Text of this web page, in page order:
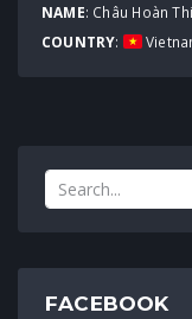
NAME: Châu Hoàn
COUNTRY:
FACEBOOK